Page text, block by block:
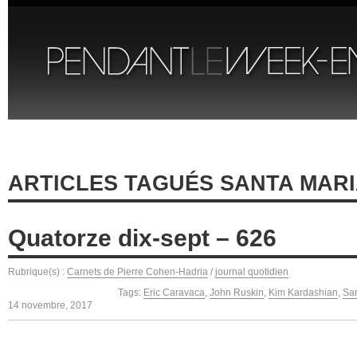
ARTICLES TAGUÉS SANTA
Quatorze dix-sept – 626
Rubrique(s) : Carnets de Pierre Cohen-Hadria / journal quotidien
Tags: Eric Caravaca, John Ruskin, Kim Kardashian,
14 novembre, 2017